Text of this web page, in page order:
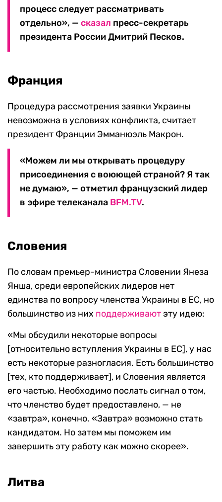
процесс следует рассматривать
отдельно», — сказал пресс-секретарь
президента России Дмитрий Песков.
Франция
Процедура рассмотрения заявки Украины
невозможна в условиях конфликта, считает
президент Франции Эмманюэль Макрон.
«Можем ли мы открывать процедуру
присоединения с воюющей страной? Я так
не думаю», — отметил французский лидер
в эфире телеканала BFM.TV.
Словения
По словам премьер-министра Словении Янеза
Янша, среди европейских лидеров нет
единства по вопросу членства Украины в ЕС, но
большинство из них поддерживают эту идею:
«Мы обсудили некоторые вопросы
[относительно вступления Украины в ЕС], у нас
есть некоторые разногласия. Есть большинство
[тех, кто поддерживает], и Словения является
его частью. Необходимо послать сигнал о том,
что членство будет предоставлено, — не
«завтра», конечно. «Завтра» возможно стать
кандидатом. Но затем мы поможем им
завершить эту работу как можно скорее».
Литва